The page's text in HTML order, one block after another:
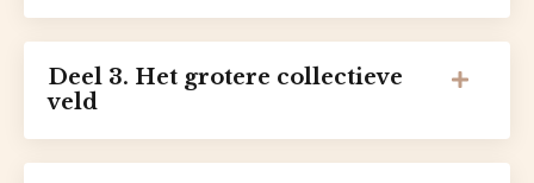
Deel 3. Het grotere collectieve
veld